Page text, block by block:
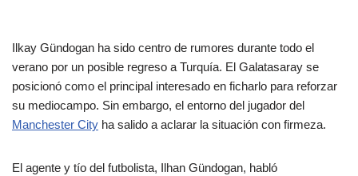
Ilkay Gündogan ha sido centro de rumores durante todo el
verano por un posible regreso a Turquía. El Galatasaray se
posicionó como el principal interesado en ficharlo para reforzar
su mediocampo. Sin embargo, el entorno del jugador del
Manchester City ha salido a aclarar la situación con firmeza.
El agente y tío del futbolista, Ilhan Gündogan, habló